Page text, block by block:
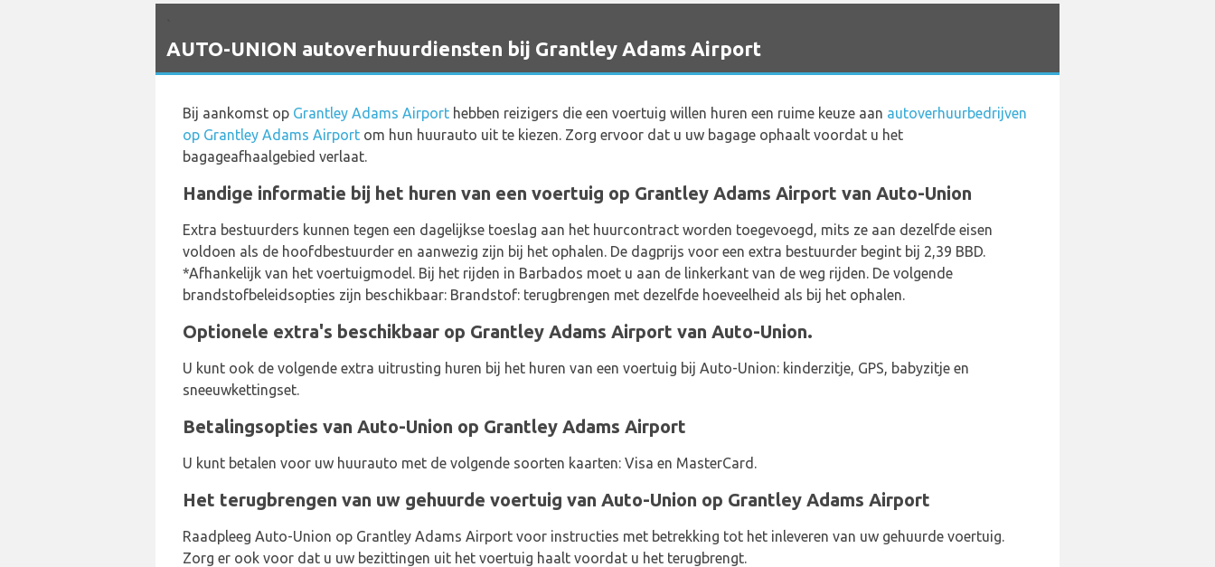
AUTO-UNION autoverhuurdiensten bij Grantley Adams Airport
Bij aankomst op Grantley Adams Airport hebben reizigers die een voertuig willen huren een ruime keuze aan autoverhuurbedrijven
op Grantley Adams Airport om hun huurauto uit te kiezen. Zorg ervoor dat u uw bagage ophaalt voordat u het
bagageafhaalgebied verlaat.
Handige informatie bij het huren van een voertuig op Grantley Adams Airport van Auto-Union
Extra bestuurders kunnen tegen een dagelijkse toeslag aan het huurcontract worden toegevoegd, mits ze aan dezelfde eisen
voldoen als de hoofdbestuurder en aanwezig zijn bij het ophalen. De dagprijs voor een extra bestuurder begint bij 2,39 BBD.
*Afhankelijk van het voertuigmodel. Bij het rijden in Barbados moet u aan de linkerkant van de weg rijden. De volgende
brandstofbeleidsopties zijn beschikbaar: Brandstof: terugbrengen met dezelfde hoeveelheid als bij het ophalen.
Optionele extra's beschikbaar op Grantley Adams Airport van Auto-Union.
U kunt ook de volgende extra uitrusting huren bij het huren van een voertuig bij Auto-Union: kinderzitje, GPS, babyzitje en
sneeuwkettingset.
Betalingsopties van Auto-Union op Grantley Adams Airport
U kunt betalen voor uw huurauto met de volgende soorten kaarten: Visa en MasterCard.
Het terugbrengen van uw gehuurde voertuig van Auto-Union op Grantley Adams Airport
Raadpleeg Auto-Union op Grantley Adams Airport voor instructies met betrekking tot het inleveren van uw gehuurde voertuig.
Zorg er ook voor dat u uw bezittingen uit het voertuig haalt voordat u het terugbrengt.